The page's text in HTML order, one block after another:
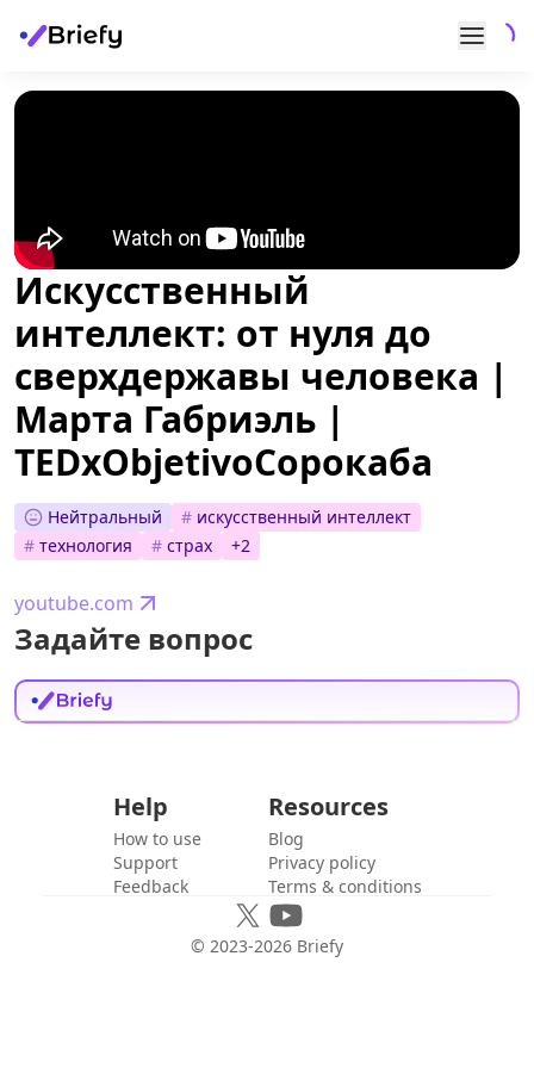
Искусственный
интеллект: от нуля до
сверхдержавы человека |
Марта Габриэль |
TEDxObjetivoСорокаба
Нейтральный # искусственный интеллект
# технология # страх +2
youtube.com
Задайте вопрос
Help
How to use
Support
Feedback
Resources
Blog
Privacy policy
Terms & conditions
© 2023-2026 Briefy